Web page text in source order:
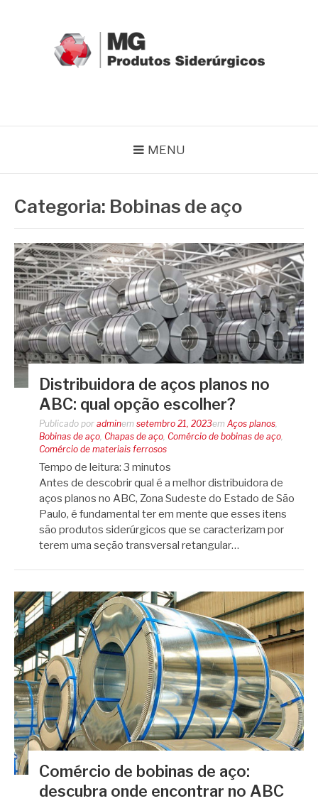
MENU
Categoria: Bobinas de aço
Distribuidora de aços planos no
ABC: qual opção escolher?
Publicado por adminem setembro 21, 2023em Aços planos,
Bobinas de aço, Chapas de aço, Comércio de bobinas de aço,
Comércio de materiais ferrosos
Tempo de leitura: 3 minutos
Antes de descobrir qual é a melhor distribuidora de
aços planos no ABC, Zona Sudeste do Estado de São
Paulo, é fundamental ter em mente que esses itens
são produtos siderúrgicos que se caracterizam por
terem uma seção transversal retangular…
Comércio de bobinas de aço:
descubra onde encontrar no ABC